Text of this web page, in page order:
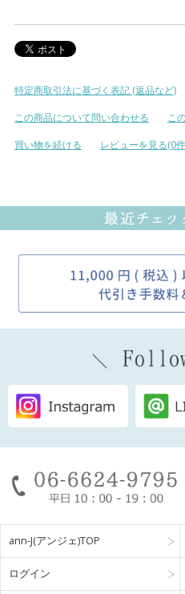
特定商取引法に基づく表記 (返品など)
この商品について問い合わせる
こ
買い物を続ける
レビューを見る(0
ann-J(アンジェ)TOP
ログイン